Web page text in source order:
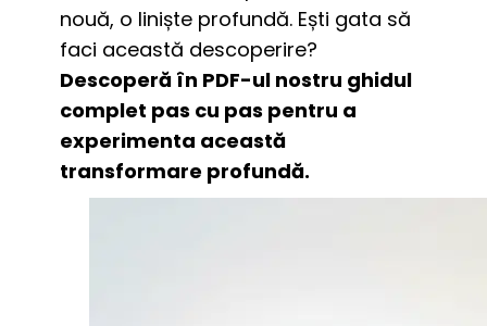
nouă, o liniște profundă. Ești gata să
Descoperă în PDF-ul nostru ghidul
complet pas cu pas pentru a
experimenta această
transformare profundă.